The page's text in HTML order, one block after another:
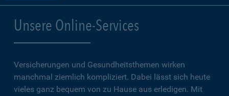
Unsere Online-Services
Versicherungen und Gesundheitsthemen wirken
manchmal ziemlich kompliziert. Dabei lässt sich heute
vieles ganz bequem von zu Hause aus erledigen. Mit